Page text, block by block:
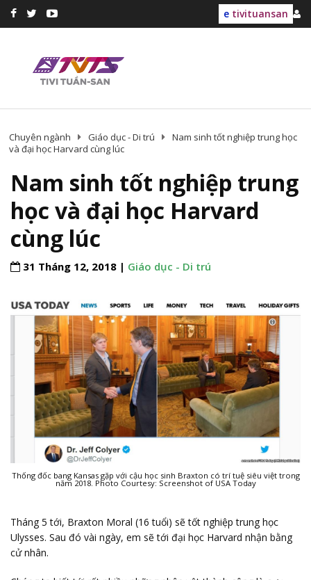
e tivituansan
Chuyên ngành Giáo dục - Di trú
Nam sinh tốt nghiệp trung học
và đại học Harvard cùng lúc
Nam sinh tốt nghiệp trung
học và đại học Harvard
cùng lúc
31 Tháng 12, 2018 | Giáo dục - Di trú
Thống đốc bang Kansas gặp với cậu học sinh Braxton có trí tuệ siêu việt trong
năm 2018. Photo Courtesy: Screenshot of USA Today
Tháng 5 tới, Braxton Moral (16 tuổi) sẽ tốt nghiệp trung học
Ulysses. Sau đó vài ngày, em sẽ tới đại học Harvard nhận bằng
cử nhân.